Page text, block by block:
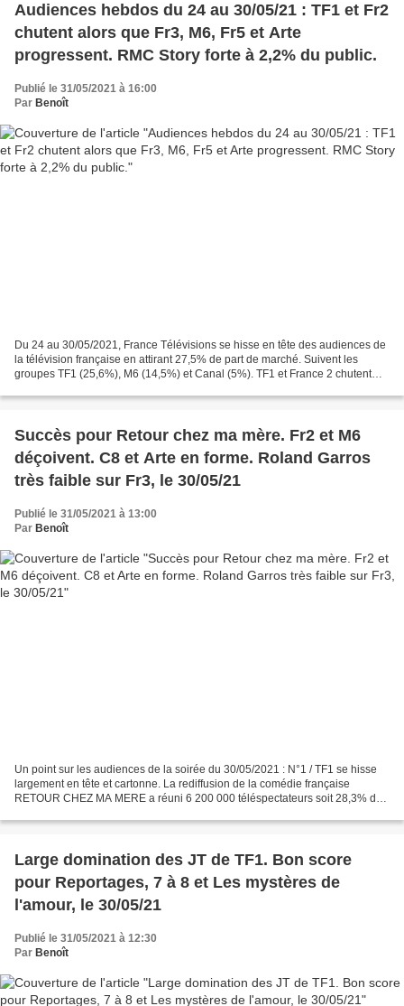
Audiences hebdos du 24 au 30/05/21 : TF1 et Fr2
chutent alors que Fr3, M6, Fr5 et Arte
progressent. RMC Story forte à 2,2% du public.
Publié le 31/05/2021 à 16:00
Par Benoît
Du 24 au 30/05/2021, France Télévisions se hisse en tête des audiences de
la télévision française en attirant 27,5% de part de marché. Suivent les
groupes TF1 (25,6%), M6 (14,5%) et Canal (5%). TF1 et France 2 chutent
Succès pour Retour chez ma mère. Fr2 et M6
déçoivent. C8 et Arte en forme. Roland Garros
très faible sur Fr3, le 30/05/21
Publié le 31/05/2021 à 13:00
Par Benoît
Un point sur les audiences de la soirée du 30/05/2021 : N°1 / TF1 se hisse
largement en tête et cartonne. La rediffusion de la comédie française
RETOUR CHEZ MA MERE a réuni 6 200 000 téléspectateurs soit 28,3% du
Large domination des JT de TF1. Bon score
pour Reportages, 7 à 8 et Les mystères de
l'amour, le 30/05/21
Publié le 31/05/2021 à 12:30
Par Benoît